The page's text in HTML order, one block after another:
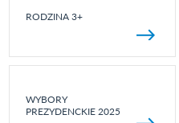
RODZINA 3+
WYBORY
PREZYDENCKIE 2025